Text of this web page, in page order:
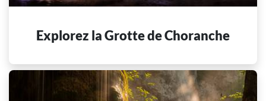
Explorez la Grotte de Choranche